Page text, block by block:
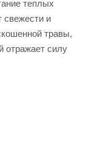
теплых
свежести и
травы,
отражает силу